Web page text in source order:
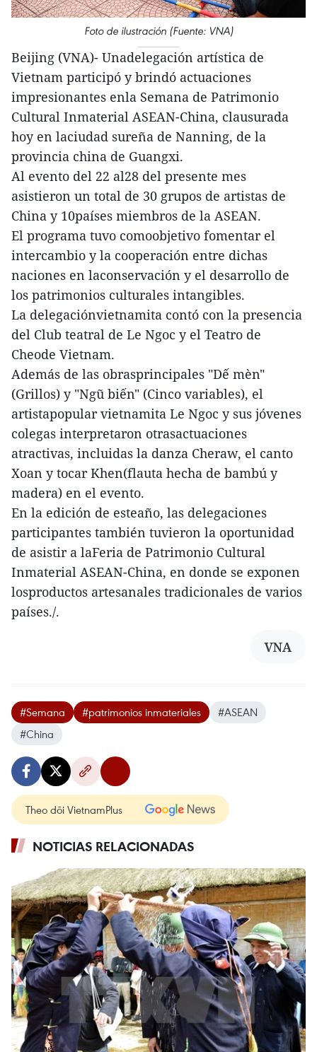
Foto de ilustración (Fuente: VNA)
Beijing (VNA)- Unadelegación artística de
Vietnam participó y brindó actuaciones
impresionantes enla Semana de Patrimonio
Cultural Inmaterial ASEAN-China, clausurada
hoy en laciudad sureña de Nanning, de la
provincia china de Guangxi.
Al evento del 22 al28 del presente mes
asistieron un total de 30 grupos de artistas de
China y 10países miembros de la ASEAN.
El programa tuvo comoobjetivo fomentar el
intercambio y la cooperación entre dichas
naciones en laconservación y el desarrollo de
los patrimonios culturales intangibles.
La delegaciónvietnamita contó con la presencia
del Club teatral de Le Ngoc y el Teatro de
Cheode Vietnam.
Además de las obrasprincipales "Dế mèn"
(Grillos) y "Ngũ biến" (Cinco variables), el
artistapopular vietnamita Le Ngoc y sus jóvenes
colegas interpretaron otrasactuaciones
atractivas, incluidas la danza Cheraw, el canto
Xoan y tocar Khen(flauta hecha de bambú y
madera) en el evento.
En la edición de esteaño, las delegaciones
participantes también tuvieron la oportunidad
de asistir a laFeria de Patrimonio Cultural
Inmaterial ASEAN-China, en donde se exponen
losproductos artesanales tradicionales de varios
países./.
VNA
#Semana #patrimonios inmateriales
#ASEAN
#China
Theo dõi VietnamPlus
NOTICIAS RELACIONADAS